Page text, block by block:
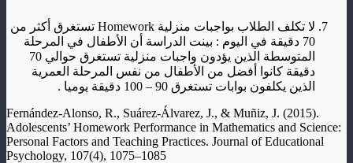
لا تكلف الطلاب بواجبات منزلية Homework تستغرق أكثر من
70 دقيقة في اليوم : بينت الدراسة أن الأطفال في المرحلة
المتوسطة الذين يؤدون واجبات منزلية تستغرق حوالي 70
دقيقة كانوا أفضل من الأطفال من نفس المرحلة العمرية
الذين يكلفون بوابات تستغرق 90 – 100 دقيقة يوميا .
Fernández-Alonso, R., Suárez-Álvarez, J., & Muñiz, J. (2015).
Adolescents’ Homework Performance in Mathematics and Science:
Personal Factors and Teaching Practices. Journal of Educational
Psychology, 107(4), 1075–1085